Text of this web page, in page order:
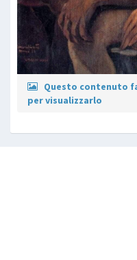
Questo contenuto
per visualizzarlo